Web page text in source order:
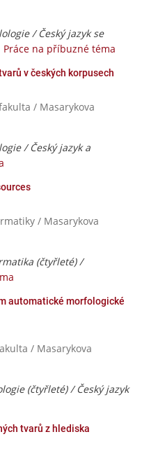
/ Český jazyk se
Práce na příbuzné téma
v českých korpusech
/ Masarykova
/ Český jazyk a
/ Masarykova
(čtyřleté) /
automatické morfologické
/ Masarykova
(čtyřleté) / Český jazyk
tvarů z hlediska